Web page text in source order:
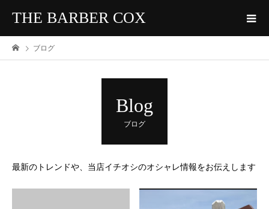
THE BARBER COX
ブログ
Blog
ブログ
最新のトレンドや、当店イチオシのオシャレ情報をお伝えします